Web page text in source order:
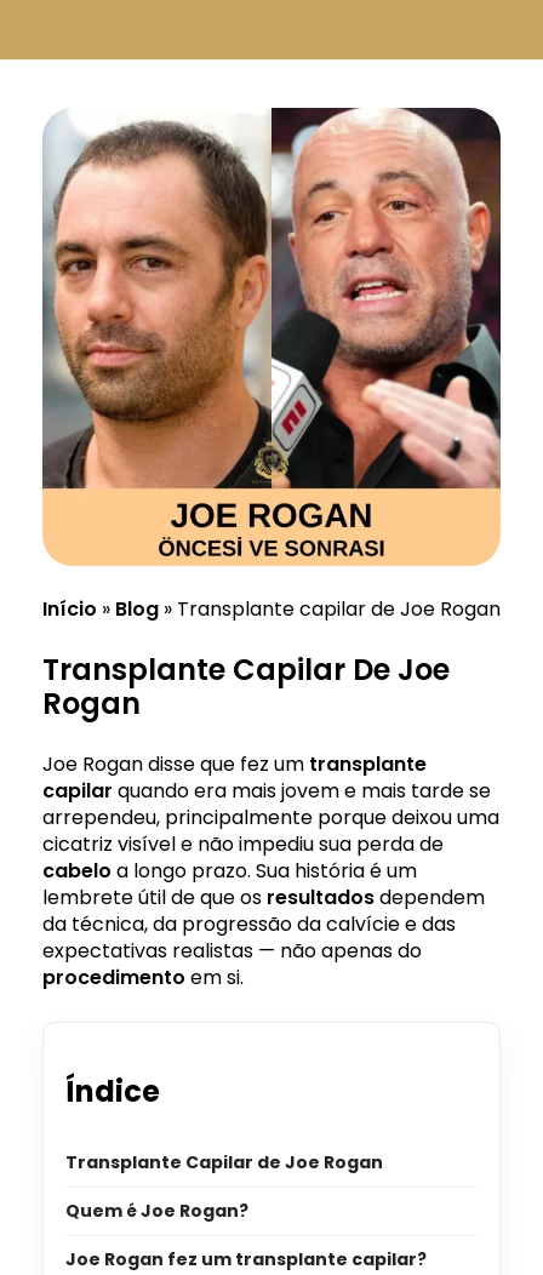
Svenska
Início » Blog » Transplante capilar de Joe Rogan
Transplante Capilar De Joe
Rogan
Joe Rogan disse que fez um transplante
capilar quando era mais jovem e mais tarde se
arrependeu, principalmente porque deixou uma
cicatriz visível e não impediu sua perda de
cabelo a longo prazo. Sua história é um
lembrete útil de que os resultadosdependem
da técnica, da progressão da calvície e das
expectativas realistas — não apenas do
procedimento em si.
Índice
Transplante Capilar de Joe Rogan
Quem é Joe Rogan?
Joe Rogan fez um transplante capilar?